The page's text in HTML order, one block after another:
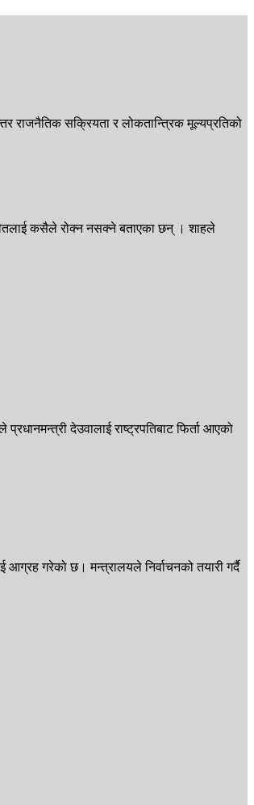
राजनैतिक सक्रियता र लोकतान्त्रिक मूल्यप्रतिको
कसैले रोक्न नसक्ने बताएका छन् । शाहले
देउवालाई राष्ट्रपतिबाट फिर्ता आएको
गरेको छ। मन्त्रालयले निर्वाचनको तयारी गर्दै